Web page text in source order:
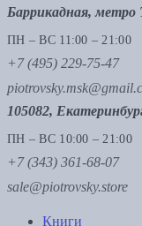
Баррикадная, метро
ПН – ВС 11:00 – 21:00
+7 (495) 229-75-47
105082,
ПН – ВС 10:00 – 21:00
+7 (343) 361-68-07
sale@piotrovsky.store
Книги